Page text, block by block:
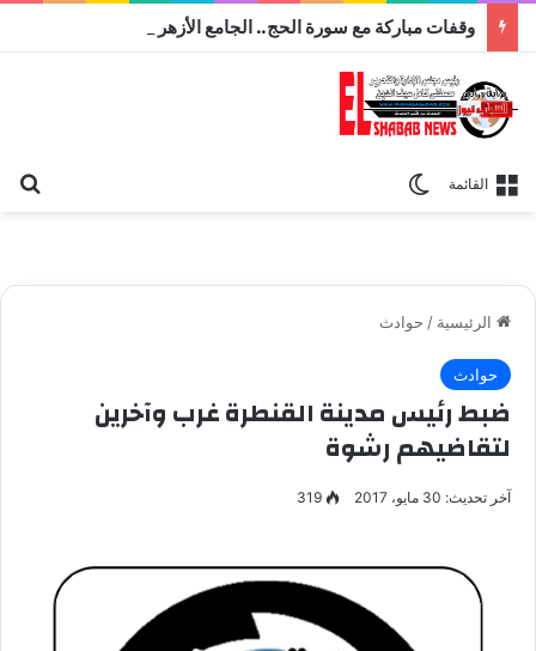
القائمة
الرئيسية / حوادث
حوادث
ضبط رئيس مدينة القنطرة غرب وآخرين
لتقاضيهم رشوة
آخر تحديث: 30 مايو، 2017 319